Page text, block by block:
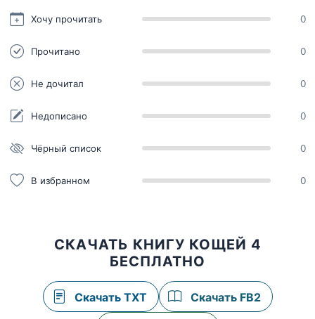
Хочу прочитать 0
Прочитано 0
Не дочитал 0
Недописано 0
Чёрный список 0
В избранном 0
СКАЧАТЬ КНИГУ КОЩЕЙ 4
БЕСПЛАТНО
Скачать TXT Скачать FB2